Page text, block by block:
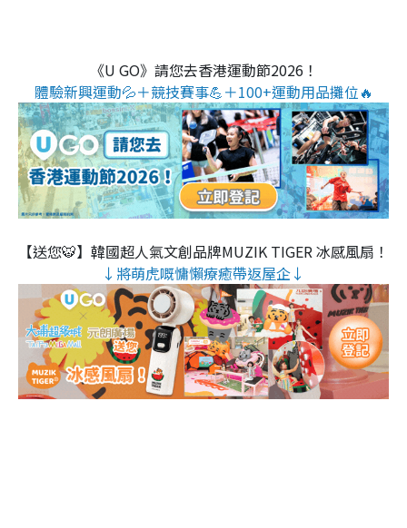
《U GO》請您去香港運動節2026！
體驗新興運動💦＋競技賽事💪＋100+運動用品攤位🔥
【送您🐯】韓國超人氣文創品牌MUZIK TIGER 冰感風扇！
↓將萌虎嘅慵懶療癒帶返屋企↓